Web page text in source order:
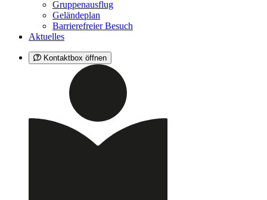
Gruppenausflug
Geländeplan
Barrierefreier Besuch
Aktuelles
Kontaktbox öffnen